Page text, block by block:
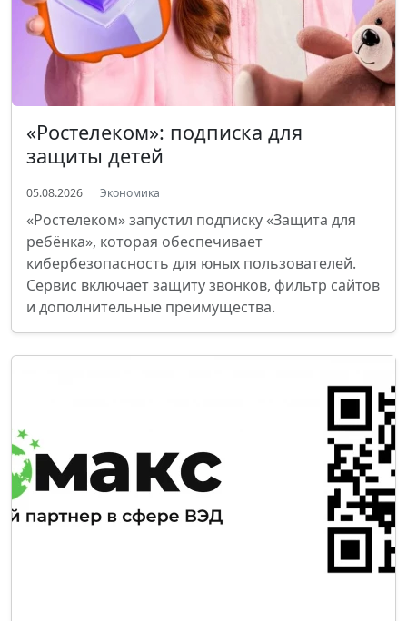
«Ростелеком»: подписка для
защиты детей
05.08.2026 Экономика
«Ростелеком» запустил подписку «Защита для
ребёнка», которая обеспечивает
кибербезопасность для юных пользователей.
Сервис включает защиту звонков, фильтр сайтов
и дополнительные преимущества.